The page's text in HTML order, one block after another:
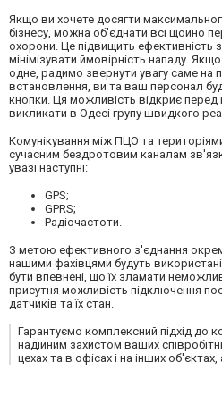
Якщо ви хочете досягти
бізнесу, можна об'єднати всі щойно
охорони. Це підвищить ефективність
мінімізувати ймовірність нападу.
одне, радимо звернути увагу саме на
встановлення, ви та ваш персонал
кнопки. Ця можливість відкриє перед
викликати в Одесі групу швидкого
Комунікування між ПЦО та
сучасним бездротовим каналам
увазі наступні:
GPS;
GPRS;
Радіочастоти.
З метою ефективного з'єднання
нашими фахівцями будуть
бути впевнені, що їх зламати
присутня можливість підключення
датчиків та їх стан.
Гарантуємо комплексний підхід до
надійним захистом ваших
цехах та в офісах і на інших